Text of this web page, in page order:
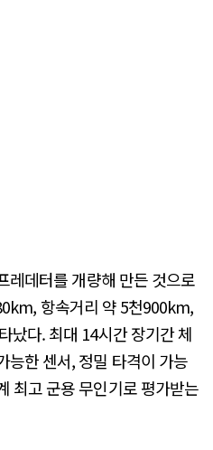
레데터를 개량해 만든 것으로
항속거리 약 5천900km,
났다. 최대 14시간 장기간 체
능한 센서, 정밀 타격이 가능
최고 군용 무인기로 평가받는